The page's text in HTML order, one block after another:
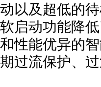
动以及超低的
软启动功能降
和性能优异的
期过流保护、